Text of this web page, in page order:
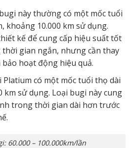
này thường có một mốc tuổi
khoảng 10.000 km sử dụng.
kế để cung cấp hiệu suất tốt
gian ngắn, nhưng cần thay
hoạt động hiệu quả.
Platium có một mốc tuổi thọ dài
km sử dụng. Loại bugi này cung
trong thời gian dài hơn trước
60.000 – 100.000km/lần